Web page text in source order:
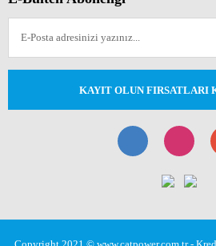
KAYIT OLUN FIRSATLARI
Copyright 2021 © www.catpower.com.tr -